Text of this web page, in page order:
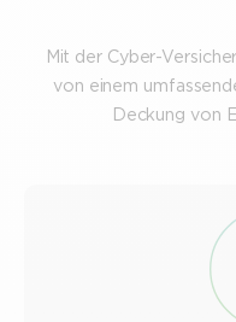
Mit der Cyber-
von einem
Deckung von